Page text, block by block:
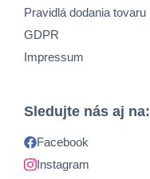
Pravidlá dodania tovaru
GDPR
Impressum
Sledujte nás aj na:
Facebook
Instagram